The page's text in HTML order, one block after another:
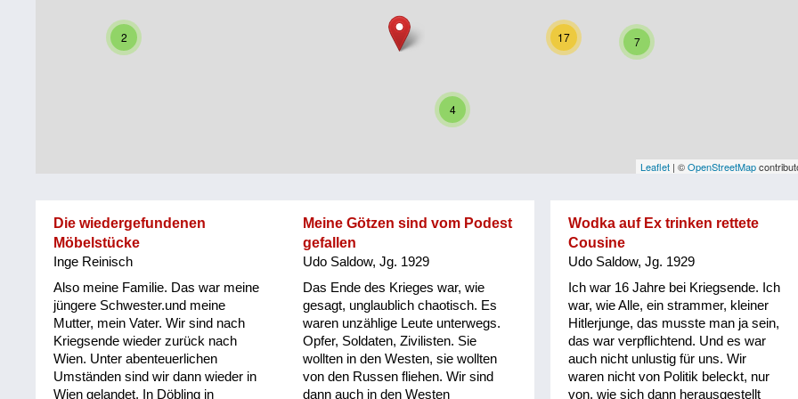
Staatsvertrag
sonstiges
2
4
17 7
Leaflet | ©OpenStreetMap
Die wiedergefundenen
Möbelstücke
Inge Reinisch
Also meine Familie. Das war meine
jüngere Schwester.und meine
Mutter, mein Vater. Wir sind nach
Kriegsende wieder zurück nach
Wien. Unter abenteuerlichen
Umständen sind wir dann wieder in
Wien gelandet. In Döbling in
Meine Götzen sind vom Podest
gefallen
Udo Saldow, Jg. 1929
Das Ende des Krieges war, wie
gesagt, unglaublich chaotisch. Es
waren unzählige Leute unterwegs.
Opfer, Soldaten, Zivilisten. Sie
wollten in den Westen, sie wollten
von den Russen fliehen. Wir sind
dann auch in den Westen
Wodka auf Ex trinken rettete
Cousine
Udo Saldow, Jg. 1929
Ich war 16 Jahre bei Kriegsende. Ich
war, wie Alle, ein strammer, kleiner
Hitlerjunge, das musste man ja sein,
das war verpflichtend. Und es war
auch nicht unlustig für uns. Wir
waren nicht von Politik beleckt, nur
von, wie sich dann herausgestellt